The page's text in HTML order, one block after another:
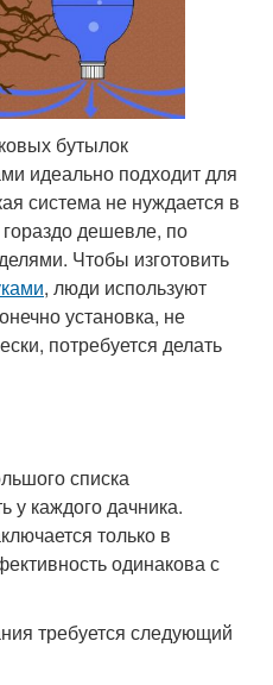
бутылок
идеально подходит для
система не нуждается в
дешевле, по
Чтобы изготовить
, люди используют
установка, не
потребуется делать
списка
у каждого дачника.
только в
одинакова с
требуется следующий